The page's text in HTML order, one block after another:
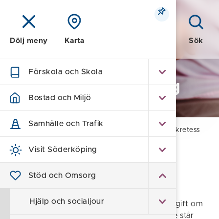
Meny Sök
Dölj meny Karta
Förskola och Skola
Bostad och Miljö
Samhälle och Trafik
Visit Söderköping
Stöd och Omsorg
Hjälp och socialjour
Stöd och Omsorg
Hem Sekretess
Sekretess
"Sekretess gäller inom socialtjänsten för uppgift om
enskilds personliga förhållanden, om det inte står